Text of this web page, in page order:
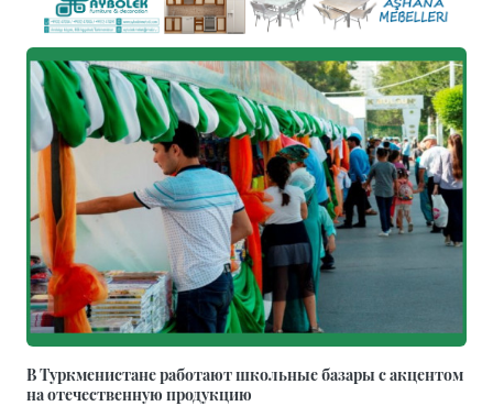
В Туркменистане работают школьные базары с акцентом
на отечественную продукцию